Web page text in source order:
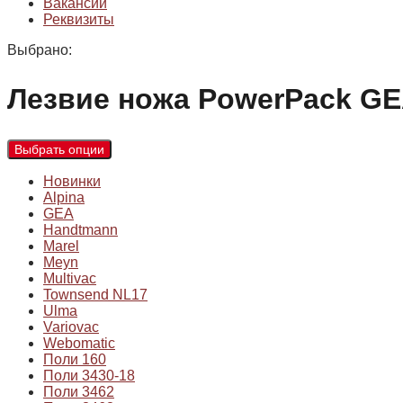
Вакансии
Реквизиты
Выбрано:
Лезвие ножа PowerPack
Выбрать опции
Новинки
Alpina
GEA
Handtmann
Marel
Meyn
Multivac
Townsend NL17
Ulma
Variovac
Webomatic
Поли 160
Поли 3430-18
Поли 3462